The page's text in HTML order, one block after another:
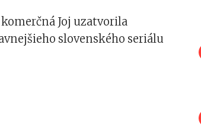
Joj uzatvorila
slovenského seriálu